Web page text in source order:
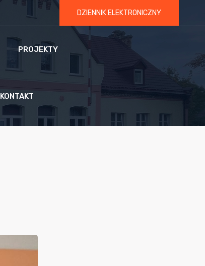
DZIENNIK ELEKTRONICZNY
PROJEKTY
KONTAKT